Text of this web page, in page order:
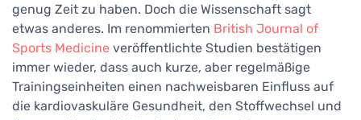
genug Zeit zu haben. Doch die Wissenschaft sagt
etwas anderes. Im renommierten British Journal of
Sports Medicine veröffentlichte Studien bestätigen
immer wieder, dass auch kurze, aber regelmäßige
Trainingseinheiten einen nachweisbaren Einfluss auf
die kardiovaskuläre Gesundheit, den Stoffwechsel und